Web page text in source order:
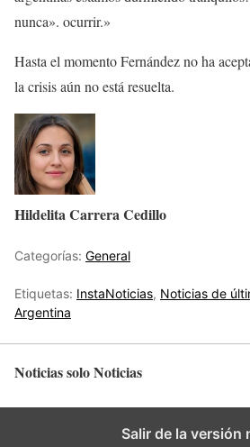
nunca». ocurrir.»
Hasta el momento Fernández no ha
la crisis aún no está resuelta.
Hildelita Carrera Cedillo
Categorías: General
Etiquetas: InstaNoticias, Noticias de
Argentina
Noticias solo Noticias
Salir de la versión